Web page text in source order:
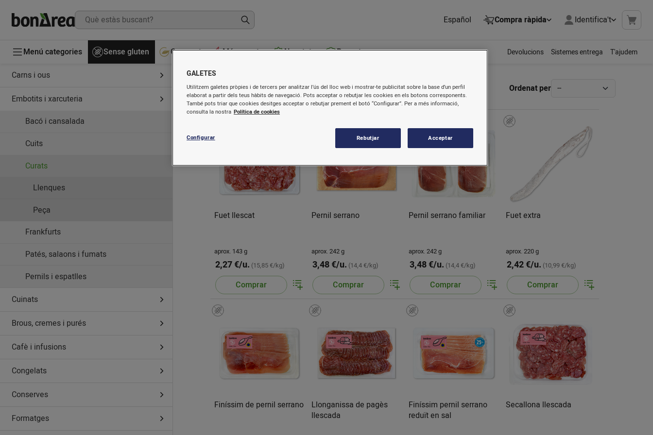
Español Compra ràpida Identifica't
Menú categories Sense gluten Gourmet Més venuts Novetats Receptes Devolucions Sistemes entrega T'ajudem
Carns i ous
Embotits i xarcuteria
Bacó i cansalada
Cuits
Curats
Llenques
Peça
Frankfurts
Patés, salaons i fumats
Pernils i espatlles
Cuinats
Brous, cremes i purés
Cafè i infusions
Congelats
Conserves
Formatges
Curats Ordenat per
Fuet llescat
aprox. 143 g
2,27 €/u. (15,85 €/kg)
Comprar
Pernil serrano
aprox. 242 g
3,48 €/u. (14,4 €/kg)
Comprar
Pernil serrano familiar
aprox. 242 g
3,48 €/u. (14,4 €/kg)
Comprar
Fuet extra
aprox. 220 g
2,42 €/u. (10,99 €/kg)
Comprar
Finíssim de pernil serrano
Llonganissa de pagès
llescada
Finíssim pernil serrano
reduït en sal
Secallona llescada
GALETES
Utilitzem galetes pròpies i de tercers per analitzar l’ús del lloc web i mostrar-te publicitat sobre la base d’un perfil
elaborat a partir dels teus hàbits de navegació. Pots acceptar o rebutjar les cookies en els botons corresponents.
També pots triar que cookies desitges acceptar o rebutjar prement el botó “Configurar”. Per a més informació,
consulta la nostra Política de cookies
Configurar Rebutjar Acceptar